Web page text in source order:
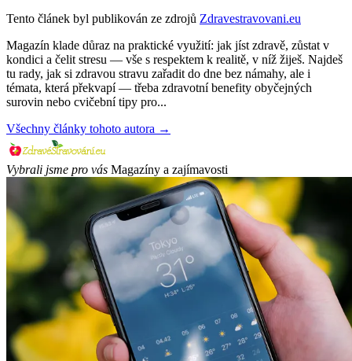
Tento článek byl publikován ze zdrojů Zdravestravovani.eu
Magazín klade důraz na praktické využití: jak jíst zdravě, zůstat v
kondici a čelit stresu — vše s respektem k realitě, v níž žiješ. Najdeš
tu rady, jak si zdravou stravu zařadit do dne bez námahy, ale i
témata, která překvapí — třeba zdravotní benefity obyčejných
surovin nebo cvičební tipy pro...
Všechny články tohoto autora →
Vybrali jsme pro vás Magazíny a zajímavosti